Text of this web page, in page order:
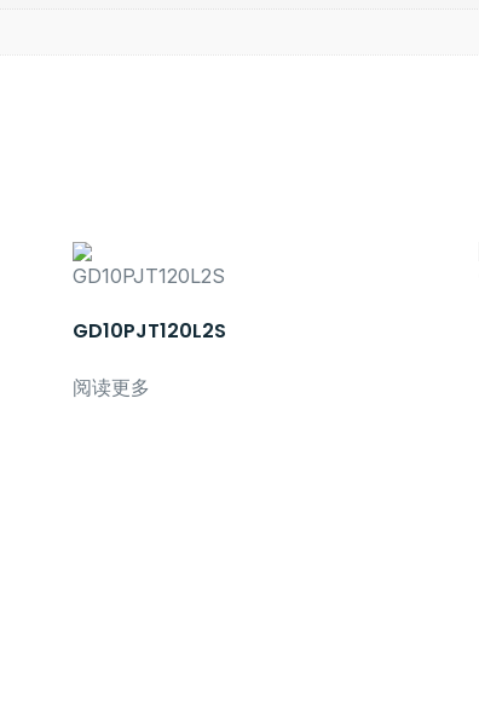
GD10PJT120L2S
阅读更多